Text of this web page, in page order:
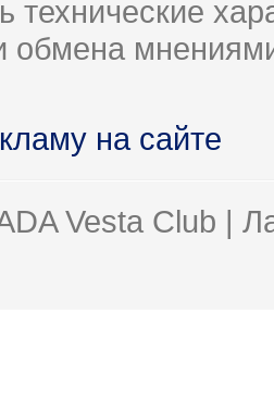
технические
на сайте
Vesta Club |